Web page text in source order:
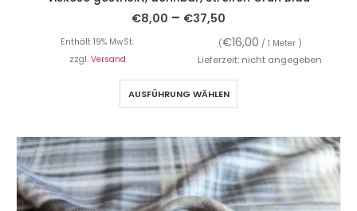
€8,00 – €37,50
Enthält 19% MwSt. (€16,00 / 1 Meter )
zzgl. Versand Lieferzeit: nicht angegeben
AUSFÜHRUNG WÄHLEN